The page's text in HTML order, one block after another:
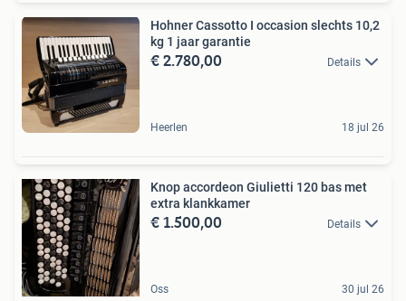
Hohner Cassotto I occasion slechts 10,2
kg 1 jaar garantie
€ 2.780,00 Details
Heerlen 18 jul 26
Knop accordeon Giulietti 120 bas met
extra klankkamer
€ 1.500,00 Details
Oss 30 jul 26